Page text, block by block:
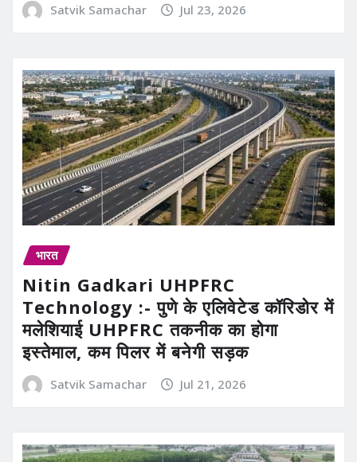
Satvik Samachar Jul 23, 2026
भारत
Nitin Gadkari UHPFRC
Technology :- पुणे के एलिवेटेड कॉरिडोर में
मलेशियाई UHPFRC तकनीक का होगा
इस्तेमाल, कम पिलर में बनेगी सड़क
Satvik Samachar Jul 21, 2026